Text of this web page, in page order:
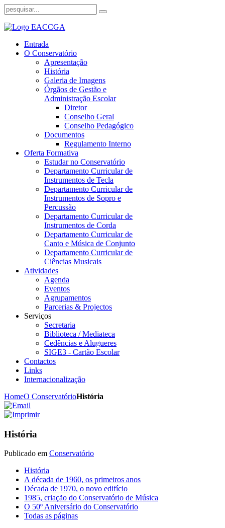
Entrada
O Conservatório
Apresentação
História
Galeria de Imagens
Órgãos de Gestão e
Administração Escolar
Diretor
Conselho Geral
Conselho Pedagógico
Documentos
Regulamento Interno
Oferta Formativa
Estudar no Conservatório
Departamento Curricular de
Instrumentos de Tecla
Departamento Curricular de
Instrumentos de Sopro e
Percussão
Departamento Curricular de
Instrumentos de Corda
Departamento Curricular de
Canto e Música de Conjunto
Departamento Curricular de
Ciências Musicais
Atividades
Agenda
Eventos
Agrupamentos
Parcerias & Projectos
Serviços
Secretaria
Biblioteca / Mediateca
Cedências e Alugueres
SIGE3 - Cartão Escolar
Contactos
Links
Internacionalização
HomeO ConservatórioHistória
História
Publicado em Conservatório
História
A década de 1960, os primeiros anos
Década de 1970, o novo edifício
1985, criação do Conservatório de Música
O 50º Aniversário do Conservatório
Todas as páginas